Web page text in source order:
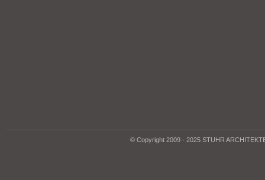
© Copyright 2009 - 2025 STUHR